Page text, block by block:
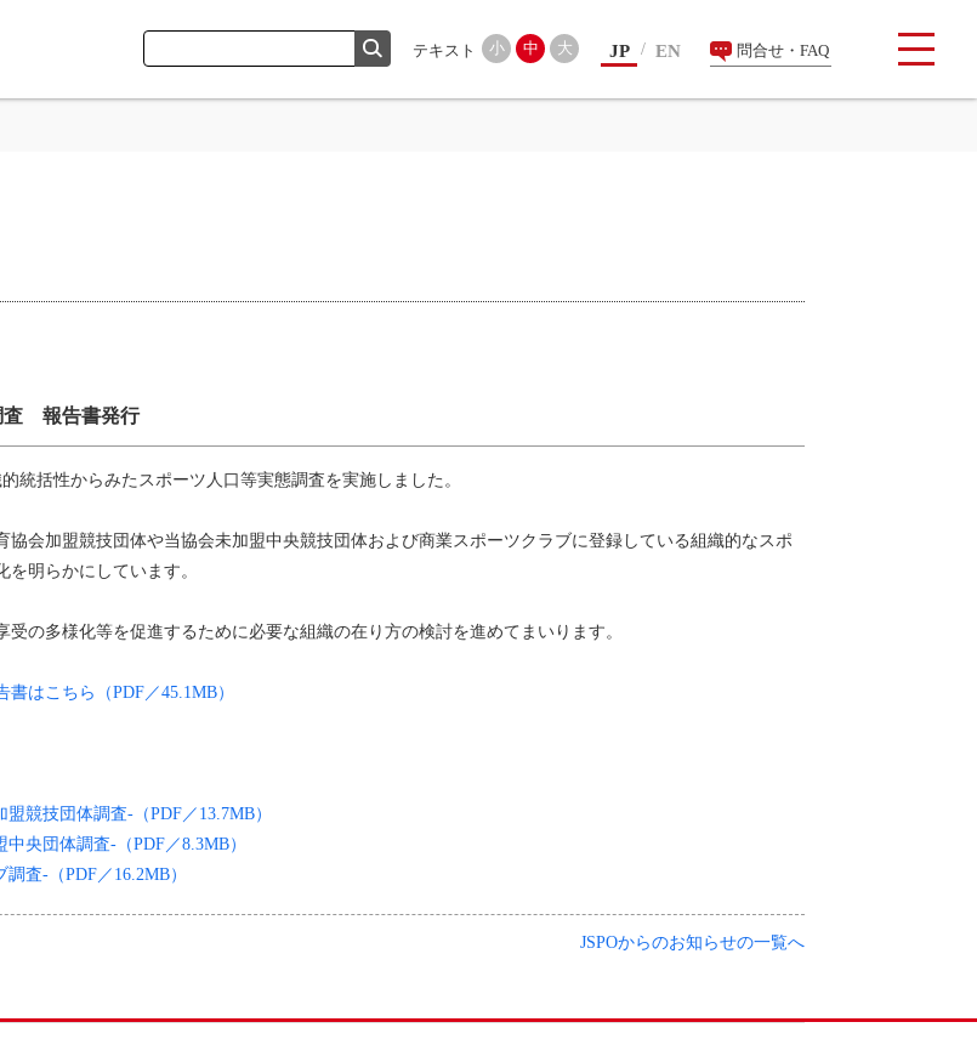
検索 小 中 大 JP EN 問合せ・FAQ
査 報告書発行
統括性からみたスポーツ人口等実態調査を実施しました。
会加盟競技団体や当協会未加盟中央競技団体および商業スポーツクラブに登録している組織的なスポ
明らかにしています。
の多様化等を促進するために必要な組織の在り方の検討を進めてまいります。
はこちら（PDF／45.1MB）
競技団体調査-（PDF／13.7MB）
央団体調査-（PDF／8.3MB）
査-（PDF／16.2MB）
JSPOからのお知らせの一覧へ